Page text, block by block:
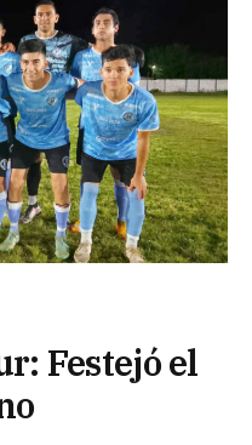
Festejó el